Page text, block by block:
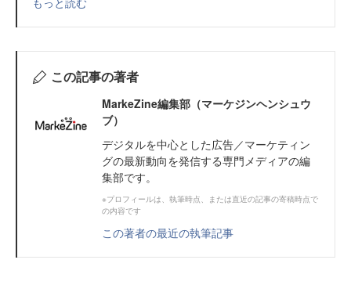
この記事の著者
MarkeZine編集部（マーケジンヘンシュウ
ブ）
デジタルを中心とした広告／マーケティン
グの最新動向を発信する専門メディアの編
集部です。
※プロフィールは、執筆時点、または直近の記事の寄稿時点で
の内容です
この著者の最近の執筆記事